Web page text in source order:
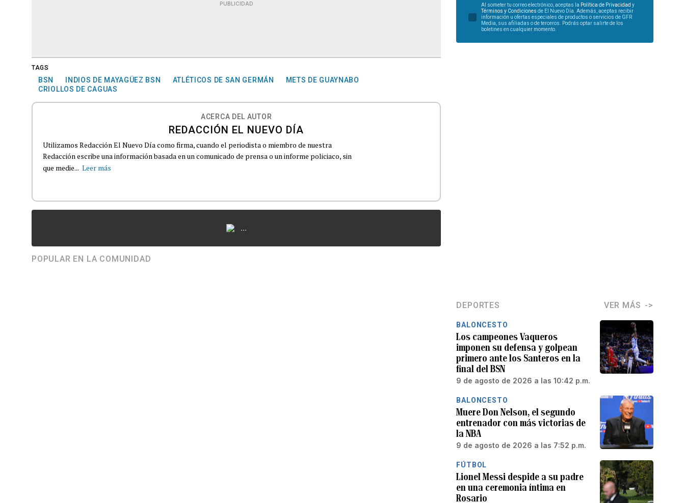
PUBLICIDAD
TAGS
BSN INDIOS DE MAYAGÜEZ BSN ATLÉTICOS DE SAN GERMÁN
METS DE GUAYNABO
CRIOLLOS DE CAGUAS
ACERCA DEL AUTOR
REDACCIÓN EL NUEVO DÍA
Utilizamos Redacción El Nuevo Día como firma, cuando el periodista o miembro de nuestra
Redacción escribe una información basada en un comunicado de prensa o un informe policiaco, sin
que medie... Leer más
...
POPULAR EN LA COMUNIDAD
Al someter tu correo electrónico, aceptas la Política de Privacidad y
Términos y Condiciones de El Nuevo Día. Además, aceptas recibir
información u ofertas especiales de productos o servicios de GFR
Media, sus afiliadas o de terceros. Podrás optar salirte de los
boletines en cualquier momento.
DEPORTES VER MÁS
BALONCESTO
Los campeones Vaqueros
imponen su defensa y golpean
primero ante los Santeros en la
final del BSN
9 de agosto de 2026 a las 10:42 p.m.
BALONCESTO
Muere Don Nelson, el segundo
entrenador con más victorias de
la NBA
9 de agosto de 2026 a las 7:52 p.m.
FÚTBOL
Lionel Messi despide a su padre
en una ceremonia íntima en
Rosario